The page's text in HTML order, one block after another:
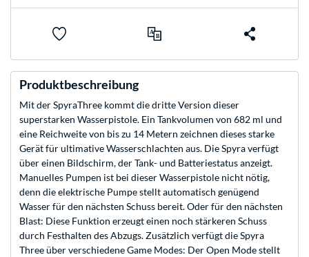
Produktbeschreibung
Mit der SpyraThree kommt die dritte Version dieser
superstarken Wasserpistole. Ein Tankvolumen von 682 ml und
eine Reichweite von bis zu 14 Metern zeichnen dieses starke
Gerät für ultimative Wasserschlachten aus. Die Spyra verfügt
über einen Bildschirm, der Tank- und Batteriestatus anzeigt.
Manuelles Pumpen ist bei dieser Wasserpistole nicht nötig,
denn die elektrische Pumpe stellt automatisch genügend
Wasser für den nächsten Schuss bereit. Oder für den nächsten
Blast: Diese Funktion erzeugt einen noch stärkeren Schuss
durch Festhalten des Abzugs. Zusätzlich verfügt die Spyra
Three über verschiedene Game Modes: Der Open Mode stellt